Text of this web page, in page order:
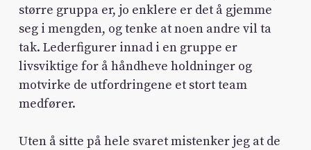
større gruppa er, jo enklere er det å gjemme
seg i mengden, og tenke at noen andre vil ta
tak. Lederfigurer innad i en gruppe er
livsviktige for å håndheve holdninger og
motvirke de utfordringene et stort team
medfører.
Uten å sitte på hele svaret mistenker jeg at de